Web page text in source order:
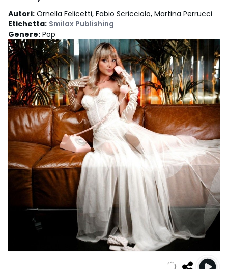
Autori: Ornella Felicetti, Fabio Scricciolo, Martina Perrucci
Etichetta: Smilax Publishing
Genere: Pop